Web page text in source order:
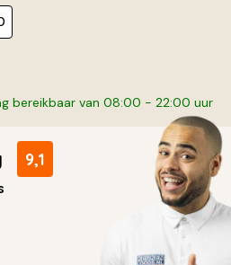
bereikbaar van 08:00 - 22:00 uur
9,1